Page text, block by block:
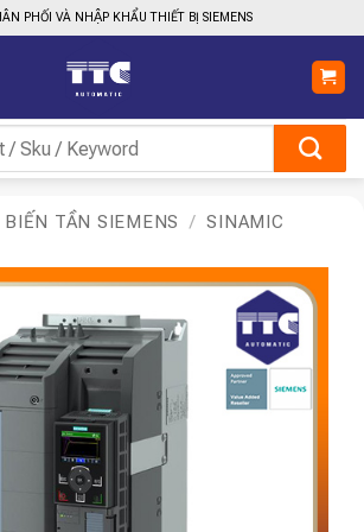
PHỐI VÀ NHẬP KHẨU THIẾT BỊ SIEMENS
BIẾN TẦN SIEMENS / SINAMIC